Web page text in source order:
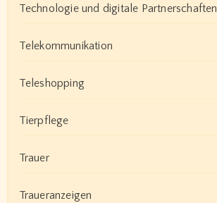
Technologie und digitale Partnerschaften
Telekommunikation
Teleshopping
Tierpflege
Trauer
Traueranzeigen